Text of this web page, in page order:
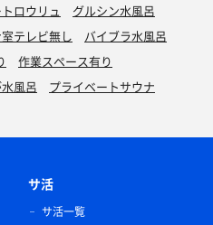
ロウリュ
グルシン水風呂
テレビ無し
バイブラ水風呂
作業スペース有り
風呂 プライベートサウナ
サ活
サ活一覧